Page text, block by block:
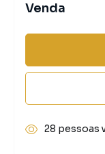
Venda
28 pessoas